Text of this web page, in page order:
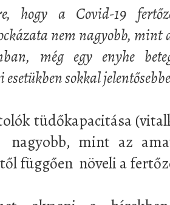
hogy a Covid-19
nem nagyobb, mint
még egy enyhe
esetükben sokkal
tüdőkapacitása
nagyobb, mint az
függően növeli a